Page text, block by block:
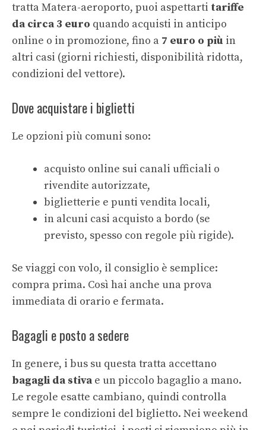
tratta Matera-aeroporto, puoi aspettarti tariffe
da circa 3 euro quando acquisti in anticipo
online o in promozione, fino a 7 euro o più in
altri casi (giorni richiesti, disponibilità ridotta,
condizioni del vettore).
Dove acquistare i biglietti
Le opzioni più comuni sono:
acquisto online sui canali ufficiali o
rivendite autorizzate,
biglietterie e punti vendita locali,
in alcuni casi acquisto a bordo (se
previsto, spesso con regole più rigide).
Se viaggi con volo, il consiglio è semplice:
compra prima. Così hai anche una prova
immediata di orario e fermata.
Bagagli e posto a sedere
In genere, i bus su questa tratta accettano
bagagli da stiva e un piccolo bagaglio a mano.
Le regole esatte cambiano, quindi controlla
sempre le condizioni del biglietto. Nei weekend